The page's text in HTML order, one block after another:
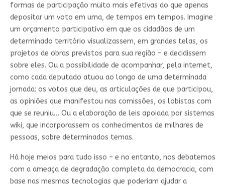
formas de participação muito mais efetivas do que apenas
depositar um voto em urna, de tempos em tempos. Imagine
um orçamento participativo em que os cidadãos de um
determinado território visualizassem, em grandes telas, os
projetos de obras previstos para sua região – e decidissem
sobre eles. Ou a possibilidade de acompanhar, pela internet,
como cada deputado atuou ao longo de uma determinada
jornada: os votos que deu, as articulações de que participou,
as opiniões que manifestou nas comissões, os lobistas com
que se reuniu… Ou a elaboração de leis apoiada por sistemas
wiki, que incorporassem os conhecimentos de milhares de
pessoas, sobre determinados temas.
Há hoje meios para tudo isso – e no entanto, nos debatemos
com a ameaça de degradação completa da democracia, com
base nas mesmas tecnologias que poderiam ajudar a